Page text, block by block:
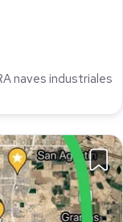
naves industriales